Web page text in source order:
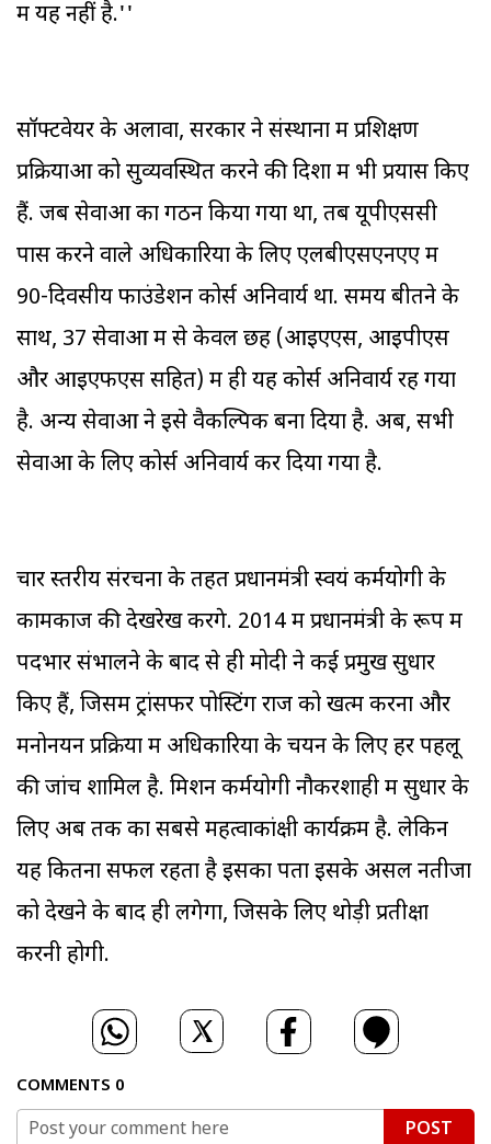
में यह नहीं है.''
सॉफ्टवेयर के अलावा, सरकार ने संस्थानों में प्रशिक्षण
प्रक्रियाओं को सुव्यवस्थित करने की दिशा में भी प्रयास किए
हैं. जब सेवाओं का गठन किया गया था, तब यूपीएससी
पास करने वाले अधिकारियों के लिए एलबीएसएनएए में
90-दिवसीय फाउंडेशन कोर्स अनिवार्य था. समय बीतने के
साथ, 37 सेवाओं में से केवल छह (आइएएस, आइपीएस
और आइएफएस सहित) में ही यह कोर्स अनिवार्य रह गया
है. अन्य सेवाओं ने इसे वैकल्पिक बना दिया है. अब, सभी
सेवाओं के लिए कोर्स अनिवार्य कर दिया गया है.
चार स्तरीय संरचना के तहत प्रधानमंत्री स्वयं कर्मयोगी के
कामकाज की देखरेख करेंगे. 2014 में प्रधानमंत्री के रूप में
पदभार संभालने के बाद से ही मोदी ने कई प्रमुख सुधार
किए हैं, जिसमें ट्रांसफर पोस्टिंग राज को खत्म करना और
मनोनयन प्रक्रिया में अधिकारियों के चयन के लिए हर पहलू
की जांच शामिल है. मिशन कर्मयोगी नौकरशाही में सुधार के
लिए अब तक का सबसे महत्वाकांक्षी कार्यक्रम है. लेकिन
यह कितना सफल रहता है इसका पता इसके असल नतीजों
को देखने के बाद ही लगेगा, जिसके लिए थोड़ी प्रतीक्षा
करनी होगी.
COMMENTS 0
POST